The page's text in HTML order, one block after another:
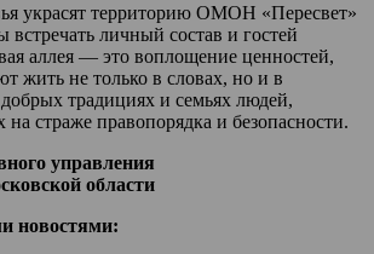
украсят территорию ОМОН «Пересвет»
встречать личный состав и гостей
аллея — это воплощение ценностей,
жить не только в словах, но и в
традициях и семьях людей,
страже правопорядка и безопасности.
управления
области
новостями: